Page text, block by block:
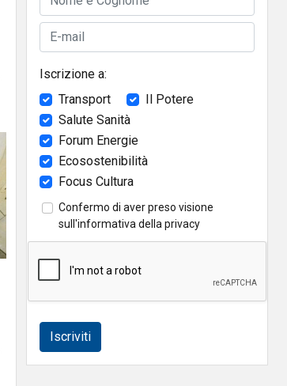
Iscrizione a:
Transport
Il Potere
Salute Sanità
Forum Energie
Ecosostenibilità
Focus Cultura
Confermo di aver preso visione
sull'informativa della privacy
Iscriviti